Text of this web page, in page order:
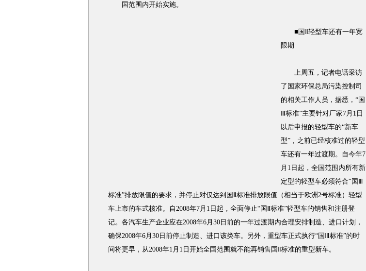
国范围内开始实施。
■国Ⅱ轻型车还有一年宽
限期
上周五，记者电话采访
了国家环保总局污染控制司
的相关工作人员，据悉，“国
Ⅲ标准”主要针对厂家7月1日
以后申报的轻型车的“新车
型”，之前已经核准过的轻型
车还有一年过渡期。自今年7
月1日起，全国范围内所有新
定型的轻型车必须符合“国Ⅲ
标准”排放限值的要求，并停止对仅达到国Ⅱ标准排放限值（相当于欧洲2号标准）轻型
车上市的车式核准。自2008年7月1日起，全面停止“国Ⅱ标准”轻型车的销售和注册登
记。各汽车生产企业应在2008年6月30日前的一年过渡期内合理安排制造、进口计划，
确保2008年6月30日前停止制造、进口该类车。另外，重型车正式执行“国Ⅲ标准”的时
间将更早，从2008年1月1日开始全国范围就不能再销售国Ⅱ标准的重型新车。